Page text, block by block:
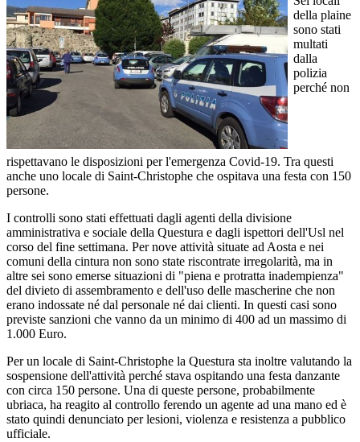
della plaine
sono stati
multati
dalla
polizia
perché non
rispettavano le disposizioni per l'emergenza Covid-19. Tra questi
anche uno locale di Saint-Christophe che ospitava una festa con 150
persone.
I controlli sono stati effettuati dagli agenti della divisione
amministrativa e sociale della Questura e dagli ispettori dell'Usl nel
corso del fine settimana. Per nove attività situate ad Aosta e nei
comuni della cintura non sono state riscontrate irregolarità, ma in
altre sei sono emerse situazioni di "piena e protratta inadempienza"
del divieto di assembramento e dell'uso delle mascherine che non
erano indossate né dal personale né dai clienti. In questi casi sono
previste sanzioni che vanno da un minimo di 400 ad un massimo di
1.000 Euro.
Per un locale di Saint-Christophe la Questura sta inoltre valutando la
sospensione dell'attività perché stava ospitando una festa danzante
con circa 150 persone. Una di queste persone, probabilmente
ubriaca, ha reagito al controllo ferendo un agente ad una mano ed è
stato quindi denunciato per lesioni, violenza e resistenza a pubblico
ufficiale.